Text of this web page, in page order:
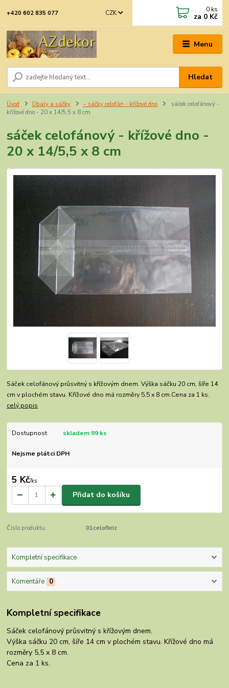
Menu
CZK
Hledat
+420 602 835 077 0 ks
za 0 Kč
Úvod Obaly a sáčky ~ sáčky celofán - křížové dno
sáček celofánový -
křížové dno - 20 x 14/5,5 x 8 cm
sáček celofánový - křížové dno -
20 x 14/5,5 x 8 cm
Sáček celofánový průsvitný s křížovým dnem. Výška sáčku 20 cm, šíře 14
cm v plochém stavu. Křížové dno má rozměry 5,5 x 8 cm.Cena za 1 ks.
celý popis
Dostupnost skladem 99 ks
Nejsme plátci DPH
5 Kč/ks
Přidat do košíku
Číslo produktu: 01celofkriz
Kompletní specifikace
Komentáře 0
Kompletní specifikace
Sáček celofánový průsvitný s křížovým dnem.
Výška sáčku 20 cm, šíře 14 cm v plochém stavu. Křížové dno má
rozměry 5,5 x 8 cm.
Cena za 1 ks.